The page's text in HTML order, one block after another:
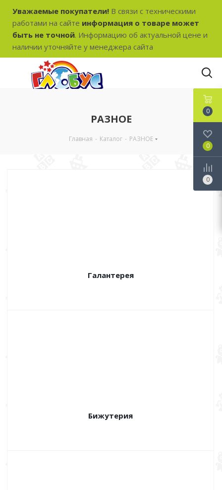
Уважаемые покупатели! В связи с техническими
работами на сайте информация о товаре может
быть не точной. Информацию об актуальной цене и
наличии уточняйте у менеджера сайта
РАЗНОЕ
Главная - Каталог - РАЗНОЕ
Галантерея
Бижутерия
0
0
0